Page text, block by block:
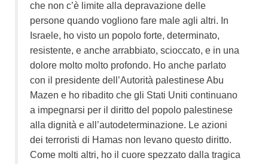
che non c’è limite alla depravazione delle
persone quando vogliono fare male agli altri. In
Israele, ho visto un popolo forte, determinato,
resistente, e anche arrabbiato, scioccato, e in una
dolore molto molto profondo. Ho anche parlato
con il presidente dell’Autorità palestinese Abu
Mazen e ho ribadito che gli Stati Uniti continuano
a impegnarsi per il diritto del popolo palestinese
alla dignità e all’autodeterminazione. Le azioni
dei terroristi di Hamas non levano questo diritto.
Come molti altri, ho il cuore spezzato dalla tragica